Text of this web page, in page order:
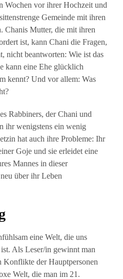
Wochen vor ihrer Hochzeit und
Gemeinde mit ihren
Chanis Mutter, die mit ihren
ist, kann Chani die Fragen,
nicht beantworten: Wie ist das
kann eine Ehe glücklich
kennt? Und vor allem: Was
Rabbiners, der Chani und
ihr wenigstens ein wenig
hat auch ihre Probleme: Ihr
Goje und sie erleidet eine
Mannes in dieser
über ihr Leben
eine Welt, die uns
Als Leser/in gewinnt man
der Hauptpersonen
Welt, die man im 21.